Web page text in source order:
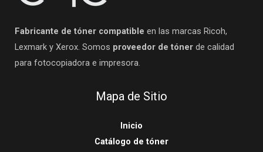
Fabricante de tóner compatible en las marcas Ricoh,
Lexmark y Xerox. Somos proveedor de tóner de calidad
para fotocopiadora e impresora.
Mapa de Sitio
Inicio
Catálogo de tóner